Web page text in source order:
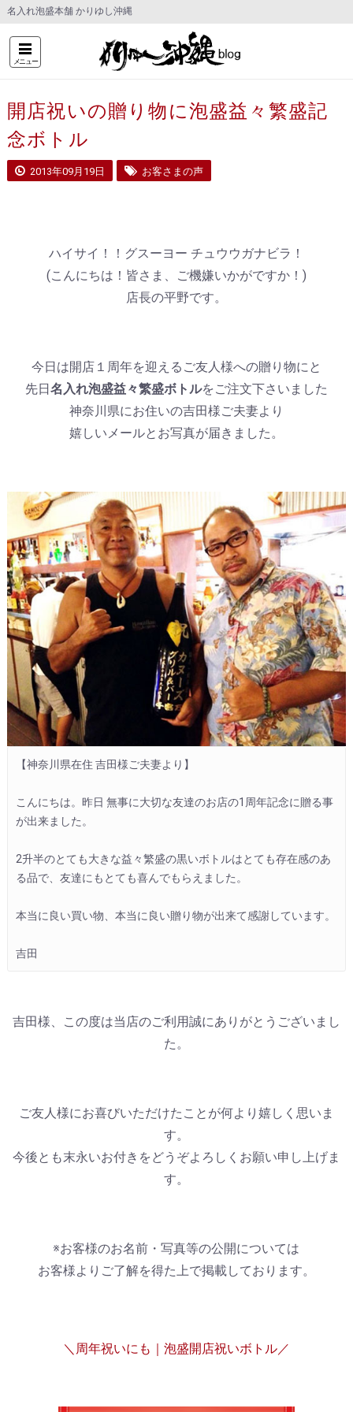
名入れ泡盛本舗 かりゆし沖縄
メニュー
開店祝いの贈り物に泡盛益々繁盛記
念ボトル
2013年09月19日 お客さまの声
ハイサイ！！グスーヨー チュウウガナビラ！
(こんにちは！皆さま、ご機嫌いかがですか！)
店長の平野です。
今日は開店１周年を迎えるご友人様への贈り物にと
先日名入れ泡盛益々繁盛ボトルをご注文下さいました
神奈川県にお住いの吉田様ご夫妻より
嬉しいメールとお写真が届きました。
【神奈川県在住 吉田様ご夫妻より】
こんにちは。昨日 無事に大切な友達のお店の1周年記念に贈る事
が出来ました。
2升半のとても大きな益々繁盛の黒いボトルはとても存在感のあ
る品で、友達にもとても喜んでもらえました。
本当に良い買い物、本当に良い贈り物が出来て感謝しています。
吉田
吉田様、この度は当店のご利用誠にありがとうございまし
た。
ご友人様にお喜びいただけたことが何より嬉しく思いま
す。
今後とも末永いお付きをどうぞよろしくお願い申し上げま
す。
※お客様のお名前・写真等の公開については
お客様よりご了解を得た上で掲載しております。
＼周年祝いにも｜泡盛開店祝いボトル／